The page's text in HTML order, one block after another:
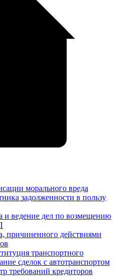
морального вреда
задолженности в пользу
и ведение дел по возмещению
причиненного действиями
транспортного
сделок с автотранспортом
требований кредиторов